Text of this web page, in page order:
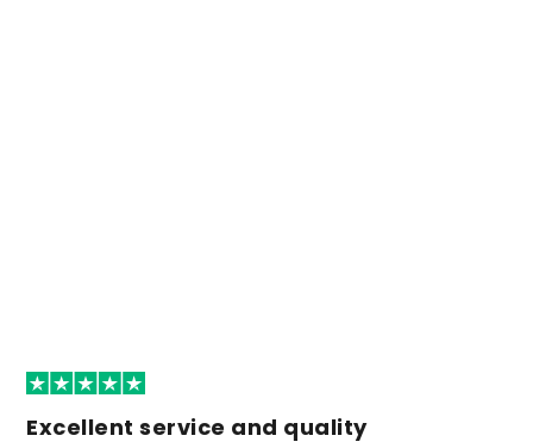
Excellent service and quality